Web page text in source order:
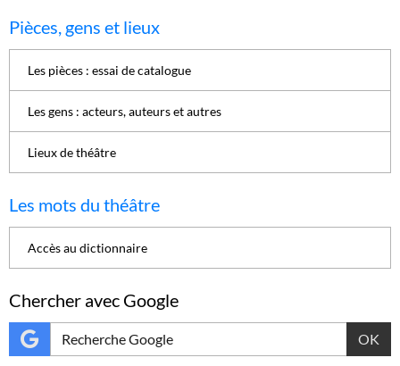
Pièces, gens et lieux
Les pièces : essai de catalogue
Les gens : acteurs, auteurs et autres
Lieux de théâtre
Les mots du théâtre
Accès au dictionnaire
Chercher avec Google
OK